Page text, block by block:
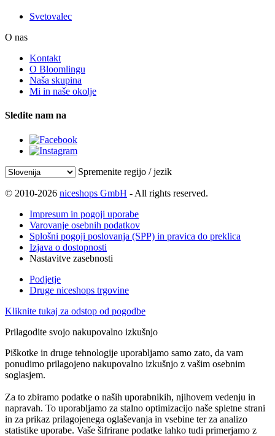
Svetovalec
O nas
Kontakt
O Bloomlingu
Naša skupina
Mi in naše okolje
Sledite nam na
Spremenite regijo / jezik
© 2010-2026 niceshops GmbH - All rights reserved.
Impresum in pogoji uporabe
Varovanje osebnih podatkov
Splošni pogoji poslovanja (SPP) in pravica do preklica
Izjava o dostopnosti
Nastavitve zasebnosti
Podjetje
Druge niceshops trgovine
Kliknite tukaj za odstop od pogodbe
Prilagodite svojo nakupovalno izkušnjo
Piškotke in druge tehnologije uporabljamo samo zato, da vam
ponudimo prilagojeno nakupovalno izkušnjo z vašim osebnim
soglasjem.
Za to zbiramo podatke o naših uporabnikih, njihovem vedenju in
napravah. To uporabljamo za stalno optimizacijo naše spletne strani
in za prikaz prilagojenega oglaševanja in vsebine ter za analizo
statistike uporabe. Vaše šifrirane podatke lahko tudi primerjamo z